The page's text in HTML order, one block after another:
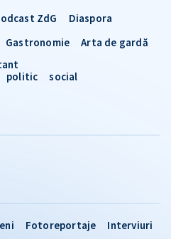
Fotoreportaje
Interviuri
ZdG
Diaspora
Gastronomie
Arta de gardă
politic social